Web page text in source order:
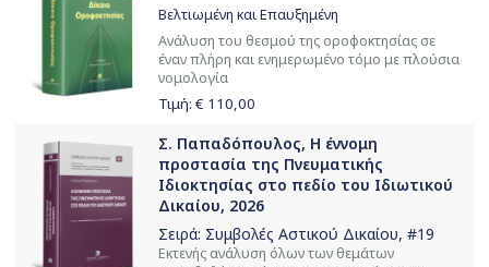
Βελτιωμένη και Επαυξημένη
Ανάλυση του θεσμού της οροφοκτησίας σε
έναν πλήρη και ενημερωμένο τόμο με πλούσια
νομολογία
Τιμή: € 110,00
Σ. Παπαδόπουλος, Η έννομη
προστασία της Πνευματικής
Ιδιοκτησίας στο πεδίο του Ιδιωτικού
Δικαίου, 2026
Σειρά: Συμβολές Αστικού Δικαίου, #19
Εκτενής ανάλυση όλων των θεμάτων